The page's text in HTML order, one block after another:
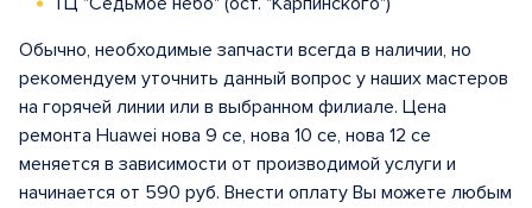
Обычно, необходимые запчасти всегда в наличии, но
рекомендуем уточнить данный вопрос у наших мастеров
на горячей линии или в выбранном филиале. Цена
ремонта Huawei нова 9 се, нова 10 се, нова 12 се
меняется в зависимости от производимой услуги и
начинается от 590 руб. Внести оплату Вы можете любым